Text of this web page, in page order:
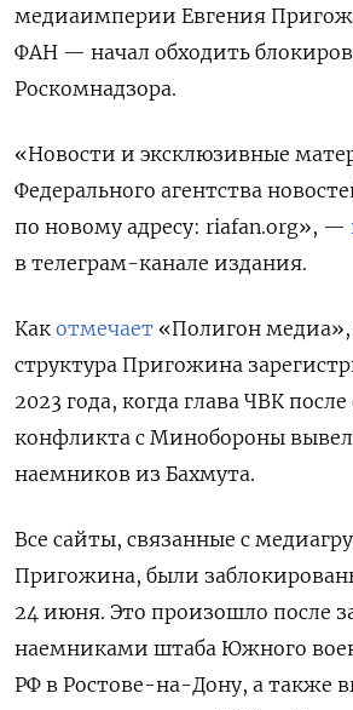
медиаимперии Евгения
ФАН — начал обходить
Роскомнадзора.
«Новости и эксклюзивные
Федерального агентства
по новому адресу: riafan.org», —
в телеграм-канале издания.
Как отмечает «Полигон
структура Пригожина
2023 года, когда глава ЧВК
конфликта с Минобороны
наемников из Бахмута.
Все сайты, связанные с
Пригожина, были
24 июня. Это произошло после
наемниками штаба Южного
РФ в Ростове-на-Дону, а также